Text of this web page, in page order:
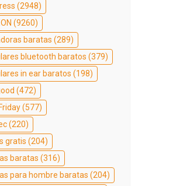
(2948)
(9260)
baratas (289)
bluetooth baratos (379)
in ear baratos (198)
(472)
(577)
(220)
gratis (204)
baratas (316)
para hombre baratas (204)